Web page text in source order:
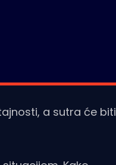
a sutra će biti